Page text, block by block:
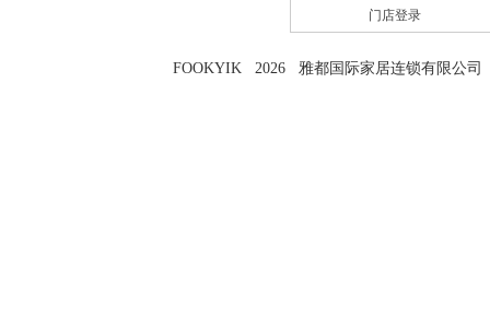
门店登录
FOOKYIK 2026 雅都国际家居连锁有限公司